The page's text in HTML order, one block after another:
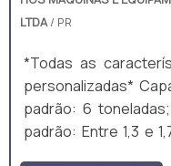
LTDA/ PR
*Todas as
personalizadas* Capacidade de carga
padrão: 6
padrão: Entre 1,3 e